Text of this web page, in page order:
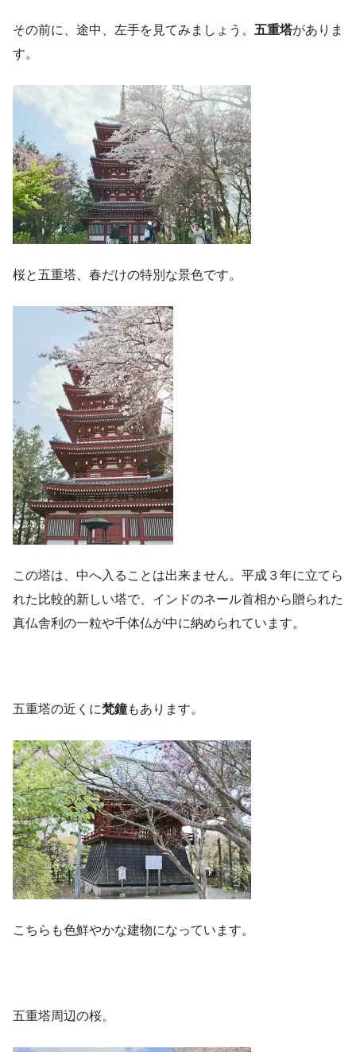
その前に、途中、左手を見てみましょう。 五重塔がありま
す。
桜と五重塔、春だけの特別な景色です。
この塔は、中へ入ることは出来ません。平成３年に立てら
れた比較的新しい塔で、インドのネール首相から贈られた
真仏舎利の一粒や千体仏が中に納められています。
五重塔の近くに梵鐘もあります。
こちらも色鮮やかな建物になっています。
五重塔周辺の桜。